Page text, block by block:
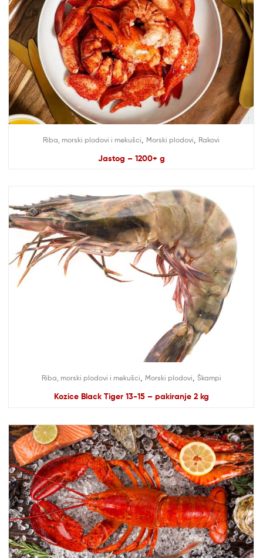
Riba, morski plodovi i mekušci Morski plodovi Rakovi
Jastog – 1200+ g
Riba, morski plodovi i mekušci Morski plodovi Škampi
Kozice Black Tiger 13-15 – pakiranje 2 kg